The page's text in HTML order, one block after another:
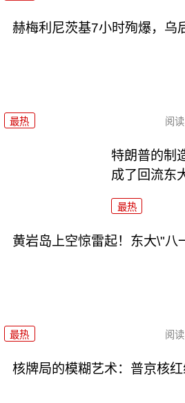
赫梅利尼茨基7小时殉爆，乌
最热 阅读
特朗普的制
成了回流东
最热
黄岩岛上空惊雷起！东大\"八
最热 阅读
核牌局的模糊艺术：普京核红